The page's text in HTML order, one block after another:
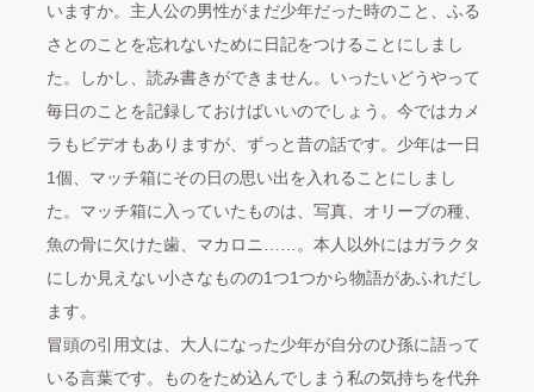
いますか。主人公の男性がまだ少年だった時のこと、ふる
さとのことを忘れないために日記をつけることにしまし
た。しかし、読み書きができません。いったいどうやって
毎日のことを記録しておけばいいのでしょう。今ではカメ
ラもビデオもありますが、ずっと昔の話です。少年は一日
1個、マッチ箱にその日の思い出を入れることにしまし
た。マッチ箱に入っていたものは、写真、オリーブの種、
魚の骨に欠けた歯、マカロニ……。本人以外にはガラクタ
にしか見えない小さなものの1つ1つから物語があふれだし
ます。
冒頭の引用文は、大人になった少年が自分のひ孫に語って
いる言葉です。ものをため込んでしまう私の気持ちを代弁